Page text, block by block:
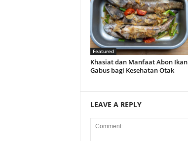
Featured
Khasiat dan Manfaat Abon Ikan
Gabus bagi Kesehatan Otak
LEAVE A REPLY